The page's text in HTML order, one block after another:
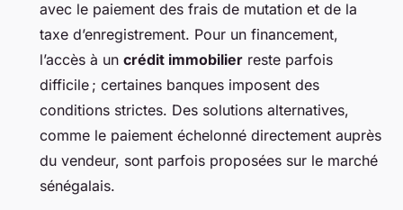
avec le paiement des frais de mutation et de la
taxe d’enregistrement. Pour un financement,
l’accès à un crédit immobilier reste parfois
difficile ; certaines banques imposent des
conditions strictes. Des solutions alternatives,
comme le paiement échelonné directement auprès
du vendeur, sont parfois proposées sur le marché
sénégalais.